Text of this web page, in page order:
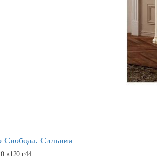
Свобода: Сильвия
в120 г44